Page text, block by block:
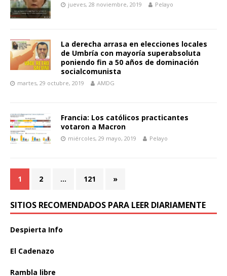
jueves, 28 noviembre, 2019 Pelayo
La derecha arrasa en elecciones locales
de Umbría con mayoría superabsoluta
poniendo fin a 50 años de dominación
socialcomunista
martes, 29 octubre, 2019 AMDG
Francia: Los católicos practicantes
votaron a Macron
miércoles, 29 mayo, 2019 Pelayo
1 2 … 121 »
SITIOS RECOMENDADOS PARA LEER DIARIAMENTE
Despierta Info
El Cadenazo
Rambla libre